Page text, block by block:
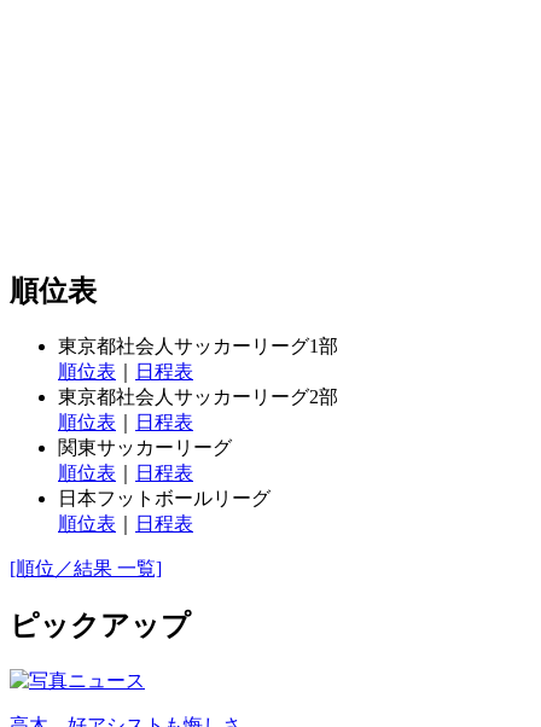
順位表
東京都社会人サッカーリーグ1部
順位表
日程表
東京都社会人サッカーリーグ2部
順位表
日程表
関東サッカーリーグ
順位表
日程表
日本フットボールリーグ
順位表
日程表
[順位／結果 一覧]
ピックアップ